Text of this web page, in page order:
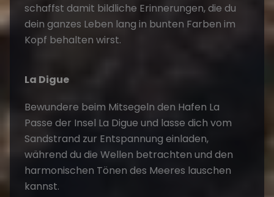
schaffst damit bildliche Erinnerungen, die du
dein ganzes Leben lang in bunten Farben im
Kopf behalten wirst.
La Digue
Bewundere beim Mitsegeln den Hafen La
Passe der Insel La Digue und lasse dich vom
Sandstrand zur Entspannung einladen,
während du die Wellen betrachten und den
harmonischen Tönen des Meeres lauschen
kannst.